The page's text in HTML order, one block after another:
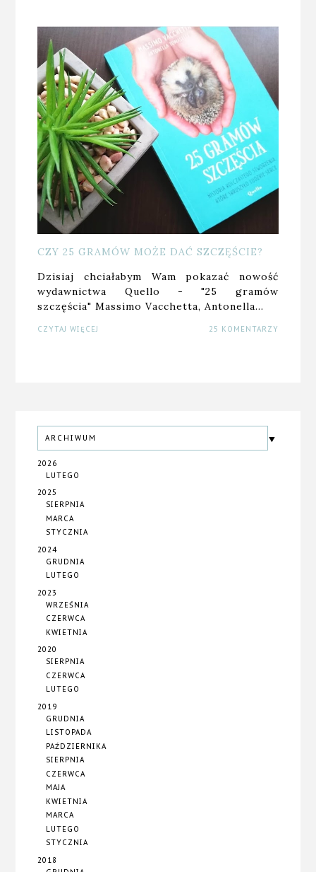
CZY 25 GRAMÓW MOŻE DAĆ SZCZĘŚCIE?
Dzisiaj chciałabym Wam pokazać nowość
wydawnictwa Quello - "25 gramów
szczęścia" Massimo Vacchetta, Antonella…
CZYTAJ WIĘCEJ 25 KOMENTARZY
ARCHIWUM
2026
LUTEGO
2025
SIERPNIA
MARCA
STYCZNIA
2024
GRUDNIA
LUTEGO
2023
WRZEŚNIA
CZERWCA
KWIETNIA
2020
SIERPNIA
CZERWCA
LUTEGO
2019
GRUDNIA
LISTOPADA
PAŹDZIERNIKA
SIERPNIA
CZERWCA
MAJA
KWIETNIA
MARCA
LUTEGO
STYCZNIA
2018